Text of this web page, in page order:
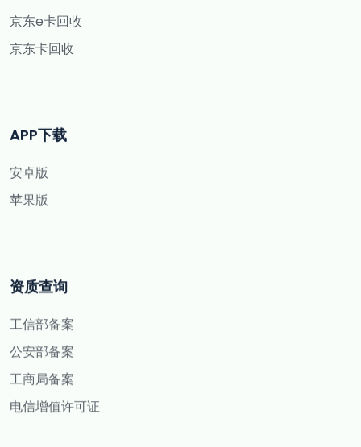
京东e卡回收
京东卡回收
APP下载
安卓版
苹果版
资质查询
工信部备案
公安部备案
工商局备案
电信增值许可证